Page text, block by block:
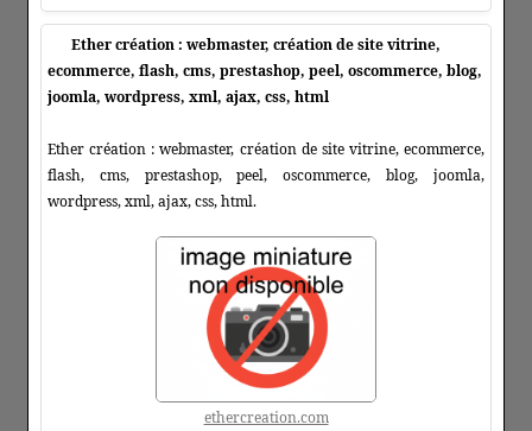
Ether création : webmaster, création de site vitrine,
ecommerce, flash, cms, prestashop, peel, oscommerce, blog,
joomla, wordpress, xml, ajax, css, html
Ether création : webmaster, création de site vitrine, ecommerce,
flash, cms, prestashop, peel, oscommerce, blog, joomla,
wordpress, xml, ajax, css, html.
ethercreation.com